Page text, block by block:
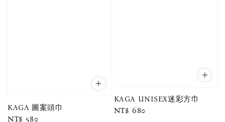
KAGA 圖案頭巾
Regular
NT$ 580
KAGA UNISEX迷彩方巾
Regular
NT$ 680